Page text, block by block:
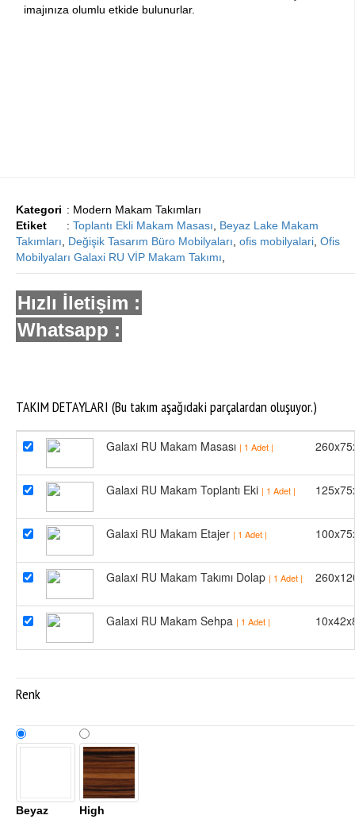
imajınıza olumlu etkide bulunurlar.
Kategori : Modern Makam Takımları
Etiket
: Toplantı Ekli Makam Masası, Beyaz Lake Makam
Takımları, Değişik Tasarım Büro Mobilyaları, ofis mobilyalari, Ofis
Mobilyaları Galaxi RU VİP Makam Takımı,
Hızlı İletişim :
Whatsapp :
TAKIM DETAYLARI (Bu takım aşağıdaki parçalardan oluşuyor.)
Galaxi RU Makam Masası | 1 Adet |
Galaxi RU Makam Toplantı Eki | 1 Adet |
Galaxi RU Makam Etajer | 1 Adet |
Galaxi RU Makam Takımı Dolap | 1 Adet |
Galaxi RU Makam Sehpa | 1 Adet |
Renk
Beyaz
High